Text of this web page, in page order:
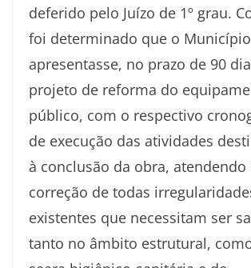
deferido pelo Juízo de 1º grau.
foi determinado que o Município
apresentasse, no prazo de 90
projeto de reforma do
público, com o respectivo
de execução das atividades
à conclusão da obra, atendendo
correção de todas
existentes que necessitam ser
tanto no âmbito estrutural,